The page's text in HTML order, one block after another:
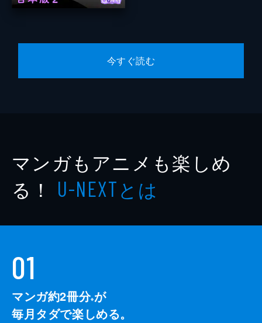
今すぐ読む
マンガもアニメも楽しめ
る！ U-NEXTとは
01
マンガ約2冊分※が
毎月タダで楽しめる。